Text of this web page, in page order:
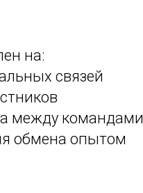
на:
связей
между командами
обмена опытом